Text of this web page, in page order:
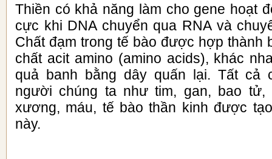
Thiền có khả năng làm cho gene hoạt
cực khi DNA chuyển qua RNA và
Chất đạm trong tế bào được hợp thành
chất acit amino (amino acids), khác
quả banh bằng dây quấn lại. Tất cả
người chúng ta như tim, gan, bao tử,
xương, máu, tế bào thần kinh được
này.